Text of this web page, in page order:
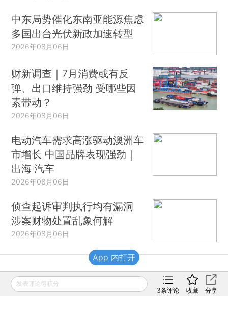
中东局势催化东南亚能源焦虑
多国出台光伏新政加速转型
2026年08月06日
财新调查｜7月消费或有反
弹、出口维持强劲 受哪些因
素带动？
2026年08月06日
电动汽车需求高涨驱动澳洲车
市增长 中国品牌表现强劲｜
出海·汽车
2026年08月06日
侦查起诉审判执行均有漏洞
涉案财物处置乱象何解
2026年08月06日
财新移动
发表评论得积分
3条评论 收藏 分享
App 内打开